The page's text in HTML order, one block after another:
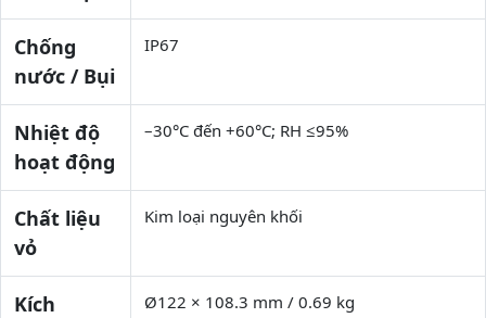
Chống
nước / Bụi
IP67
Nhiệt độ
hoạt động
–30°C đến +60°C; RH ≤95%
Chất liệu
vỏ
Kim loại nguyên khối
Kích
Ø122 × 108.3 mm / 0.69 kg